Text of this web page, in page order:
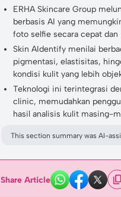
ERHA Skincare Group
berbasis AI yang
foto selfie secara cepat dan
Skin AIdentify menilai
pigmentasi, elastisitas,
kondisi kulit yang lebih
Teknologi ini terintegrasi
clinic, memudahkan
hasil analisis kulit masing-
This section summary was AI-
Share Article